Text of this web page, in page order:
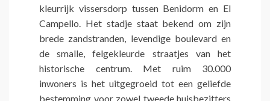
kleurrijk vissersdorp tussen Benidorm en El
Campello. Het stadje staat bekend om zijn
brede zandstranden, levendige boulevard en
de smalle, felgekleurde straatjes van het
historische centrum. Met ruim 30.000
inwoners is het uitgegroeid tot een geliefde
bestemming voor zowel tweede huisbezitters